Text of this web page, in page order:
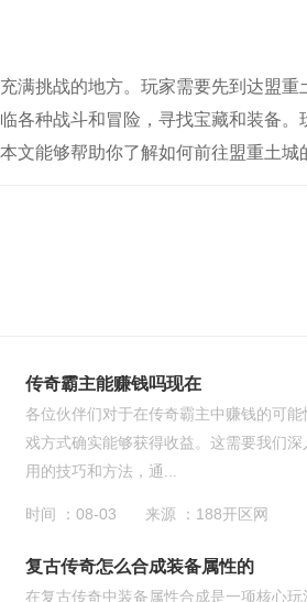
满挑战的地方。玩家需要先到达盟重
各种战斗和冒险，寻找宝藏和装备。
文能够帮助你了解如何前往盟重土城
传奇霸主能赚钱吗现在
各位伙伴们对于在传奇霸主中赚钱的可
戏方式确实能够获得收益。这需要我们
用的技巧和方法，通...
时间 ：08-03 来源 ：188开区网
复古传奇怎么合成装备属性的
在复古传奇中装备属性合成是一项核心